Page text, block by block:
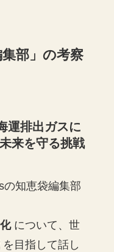
部」の考察
運排出ガスに
来を守る挑戦
の知恵袋編集部
について、世
を目指して話し